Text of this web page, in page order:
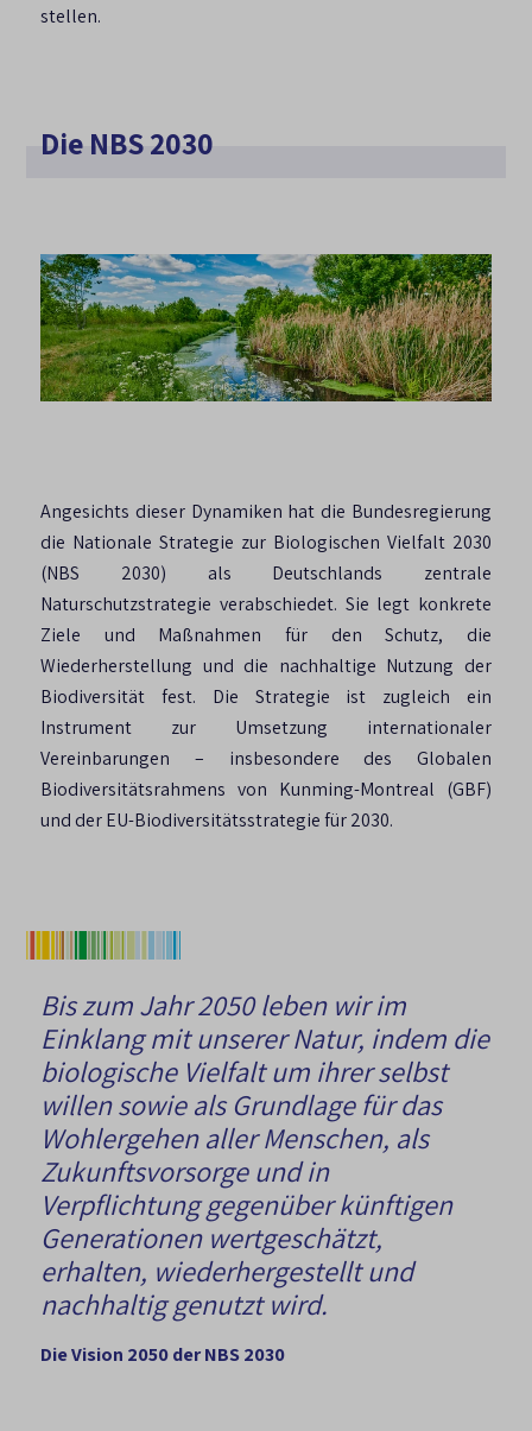
stellen.
Die NBS 2030
Angesichts dieser Dynamiken hat die Bundesregierung
die Nationale Strategie zur Biologischen Vielfalt 2030
(NBS 2030) als Deutschlands zentrale
Naturschutzstrategie verabschiedet. Sie legt konkrete
Ziele und Maßnahmen für den Schutz, die
Wiederherstellung und die nachhaltige Nutzung der
Biodiversität fest. Die Strategie ist zugleich ein
Instrument zur Umsetzung internationaler
Vereinbarungen – insbesondere des Globalen
Biodiversitätsrahmens von Kunming-Montreal (GBF)
und der EU-Biodiversitätsstrategie für 2030.
Bis zum Jahr 2050 leben wir im
Einklang mit unserer Natur, indem die
biologische Vielfalt um ihrer selbst
willen sowie als Grundlage für das
Wohlergehen aller Menschen, als
Zukunftsvorsorge und in
Verpflichtung gegenüber künftigen
Generationen wertgeschätzt,
erhalten, wiederhergestellt und
nachhaltig genutzt wird.
Die Vision 2050 der NBS 2030